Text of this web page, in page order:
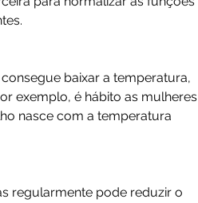
baixar a temperatura,
exemplo, é hábito as mulheres
nasce com a temperatura
regularmente pode reduzir o